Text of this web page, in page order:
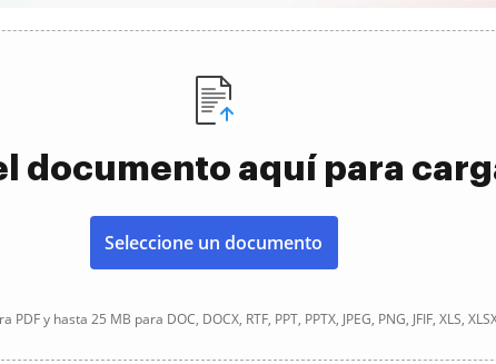
documento aquí para
Seleccione un documento
y hasta 25 MB para DOC, DOCX, RTF, PPT, PPTX, JPEG, PNG, JFIF, XLS,